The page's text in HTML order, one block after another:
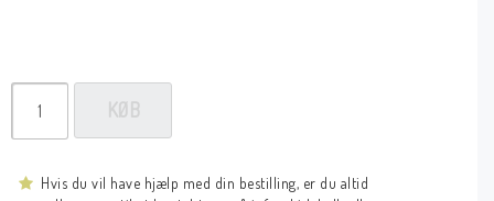
KØB
Hvis du vil have hjælp med din bestilling, er du altid